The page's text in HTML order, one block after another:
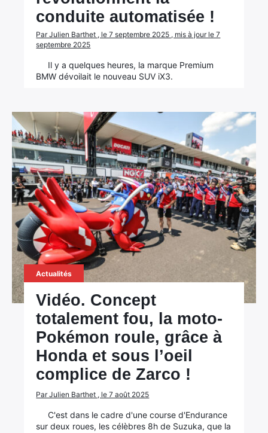
conduite automatisée !
Par Julien Barthet , le 7 septembre 2025 , mis à jour le 7
septembre 2025
Il y a quelques heures, la marque Premium
BMW dévoilait le nouveau SUV iX3.
Actualités
Vidéo. Concept
totalement fou, la moto-
Pokémon roule, grâce à
Honda et sous l’oeil
complice de Zarco !
Par Julien Barthet , le 7 août 2025
C'est dans le cadre d'une course d'Endurance
sur deux roues, les célèbres 8h de Suzuka, que la